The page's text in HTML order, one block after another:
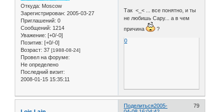
Откуда: Moscow
Зарегистрирован: 2005-03-27
Приглашений: 0
Сообщений: 1214
Уважение: [+0/-0]
Позитив: [+0/-0]
Возраст: 37 [1988-08-24]
Провел на форуме:
Не определено
Последний визит:
2008-01-15 15:35:11
Так <_< ... все понятно, и ты
не любишь Сару... а в чем
причина
?
0
Поделиться 79
2005-